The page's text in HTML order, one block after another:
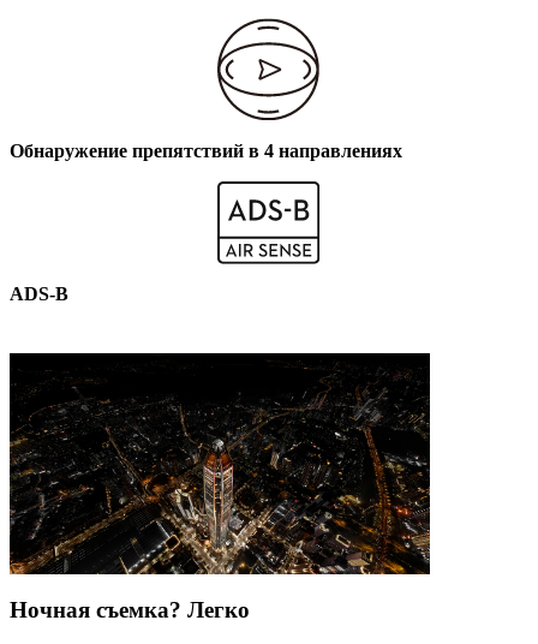
Обнаружение препятствий в 4 направлениях
ADS-B
Ночная съемка? Легко